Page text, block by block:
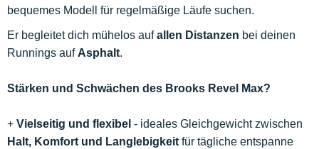
bequemes Modell für regelmäßige Läufe suchen.
Er begleitet dich mühelos aufallen Distanzen bei deinen
Runnings auf Asphalt.
Stärken und Schwächen des Brooks Revel Max?
+ Vielseitig und flexibel - ideales Gleichgewicht zwischen
Halt, Komfort und Langlebigkeit für tägliche entspanne